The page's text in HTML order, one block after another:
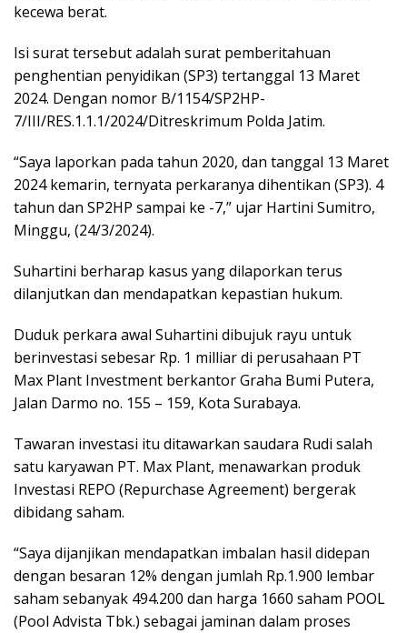
kecewa berat.
Isi surat tersebut adalah surat pemberitahuan
penghentian penyidikan (SP3) tertanggal 13 Maret
2024. Dengan nomor B/1154/SP2HP-
7/III/RES.1.1.1/2024/Ditreskrimum Polda Jatim.
“Saya laporkan pada tahun 2020, dan tanggal 13 Maret
2024 kemarin, ternyata perkaranya dihentikan (SP3). 4
tahun dan SP2HP sampai ke -7,” ujar Hartini Sumitro,
Minggu, (24/3/2024).
Suhartini berharap kasus yang dilaporkan terus
dilanjutkan dan mendapatkan kepastian hukum.
Duduk perkara awal Suhartini dibujuk rayu untuk
berinvestasi sebesar Rp. 1 milliar di perusahaan PT
Max Plant Investment berkantor Graha Bumi Putera,
Jalan Darmo no. 155 – 159, Kota Surabaya.
Tawaran investasi itu ditawarkan saudara Rudi salah
satu karyawan PT. Max Plant, menawarkan produk
Investasi REPO (Repurchase Agreement) bergerak
dibidang saham.
“Saya dijanjikan mendapatkan imbalan hasil didepan
dengan besaran 12% dengan jumlah Rp.1.900 lembar
saham sebanyak 494.200 dan harga 1660 saham POOL
(Pool Advista Tbk.) sebagai jaminan dalam proses